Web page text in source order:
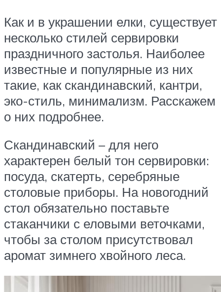
Как и в украшении елки, существует
несколько стилей сервировки
праздничного застолья. Наиболее
известные и популярные из них
такие, как скандинавский, кантри,
эко-стиль, минимализм. Расскажем
о них подробнее.
Скандинавский – для него
характерен белый тон сервировки:
посуда, скатерть, серебряные
столовые приборы. На новогодний
стол обязательно поставьте
стаканчики с еловыми веточками,
чтобы за столом присутствовал
аромат зимнего хвойного леса.